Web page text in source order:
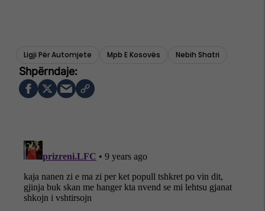
Ligji Për Automjete Mpb E Kosovës Nebih Shatri